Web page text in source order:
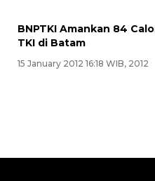
BNPTKI Amankan 84
TKI di Batam
15 January 2012 16:18 WIB, 2012